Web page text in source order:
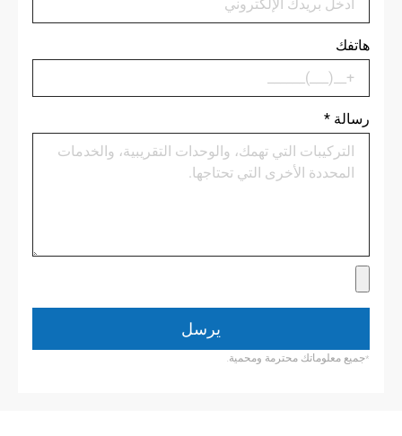
هاتفك
رسالة *
يرسل
*جميع معلوماتك محترمة ومحمية.